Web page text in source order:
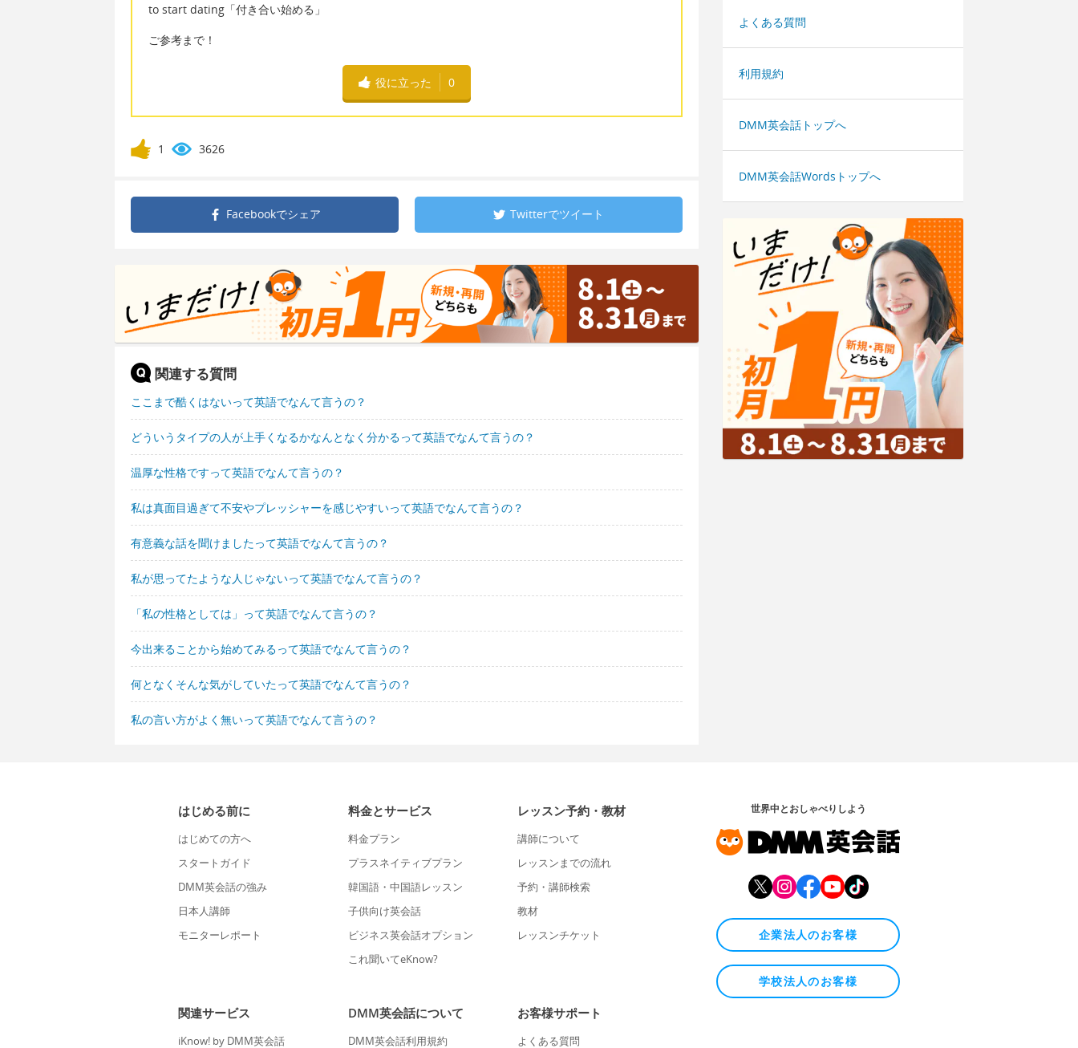
to start dating「付き合い始める」
ご参考まで！
役に立った 0
1 3626
Facebookでシェア Twitterでツイート
関連する質問
ここまで酷くはないって英語でなんて言うの？
どういうタイプの人が上手くなるかなんとなく分かるって英語でなんて言うの？
温厚な性格ですって英語でなんて言うの？
私は真面目過ぎて不安やプレッシャーを感じやすいって英語でなんて言うの？
有意義な話を聞けましたって英語でなんて言うの？
私が思ってたような人じゃないって英語でなんて言うの？
「私の性格としては」って英語でなんて言うの？
今出来ることから始めてみるって英語でなんて言うの？
何となくそんな気がしていたって英語でなんて言うの？
私の言い方がよく無いって英語でなんて言うの？
よくある質問
利用規約
DMM英会話トップへ
DMM英会話Wordsトップへ
はじめる前に
はじめての方へ
スタートガイド
DMM英会話の強み
日本人講師
モニターレポート
料金とサービス
料金プラン
プラスネイティブプラン
韓国語・中国語レッスン
子供向け英会話
ビジネス英会話オプション
これ聞いてeKnow?
レッスン予約・教材
講師について
レッスンまでの流れ
予約・講師検索
教材
レッスンチケット
関連サービス
iKnow! by DMM英会話
DMM英会話について
DMM英会話利用規約
お客様サポート
よくある質問
世界中とおしゃべりしよう
企業法人のお客様
学校法人のお客様